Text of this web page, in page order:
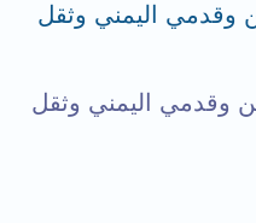
وقدمي اليمني وثقل
وقدمي اليمني وثقل